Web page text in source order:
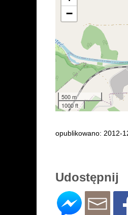
−
500 m
1000 ft
opublikowano: 2012-
Udostępnij